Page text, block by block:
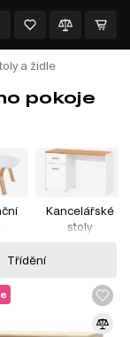
a židle
pokoje
Kancelářské
stoly
Třídění